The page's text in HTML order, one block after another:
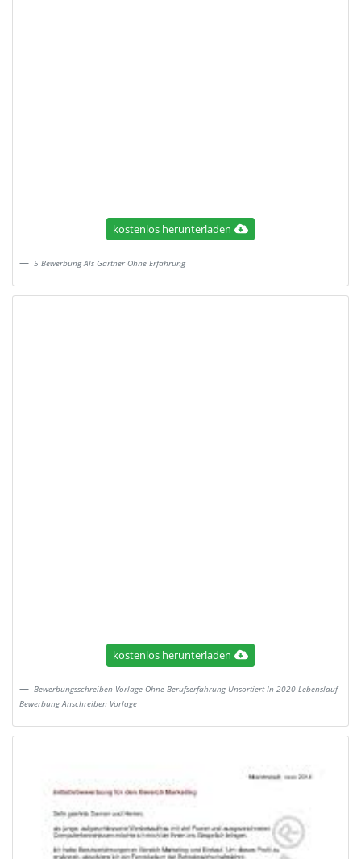
kostenlos herunterladen
5 Bewerbung Als Gartner Ohne Erfahrung
kostenlos herunterladen
Bewerbungsschreiben Vorlage Ohne Berufserfahrung Unsortiert In 2020 Lebenslauf
Bewerbung Anschreiben Vorlage